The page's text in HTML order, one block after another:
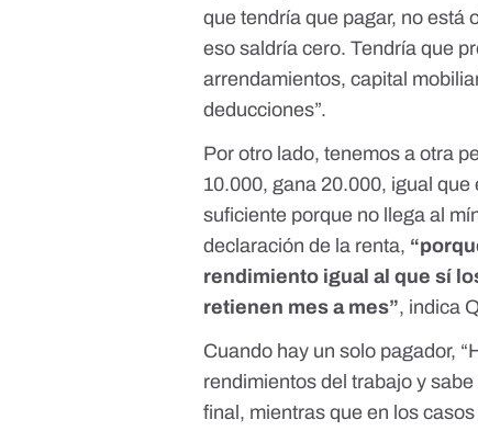
que tendría que pagar, no está
eso saldría cero. Tendría que
arrendamientos, capital
deducciones”.
Por otro lado, tenemos a otra
10.000, gana 20.000, igual
suficiente porque no llega al
declaración de la renta,
rendimiento igual al que sí
retienen mes a mes”, indica
Cuando hay un solo pagador,
rendimientos del trabajo y
final, mientras que en los